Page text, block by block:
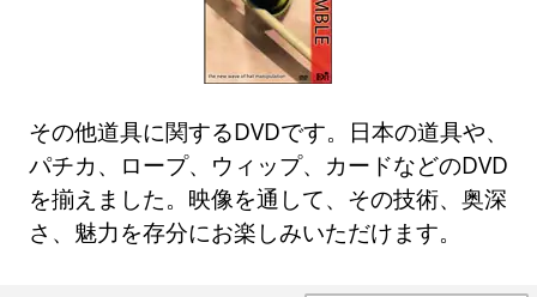
その他道具に関するDVDです。日本の道具や、
パチカ、ロープ、ウィップ、カードなどのDVD
を揃えました。映像を通して、その技術、奥深
さ、魅力を存分にお楽しみいただけます。